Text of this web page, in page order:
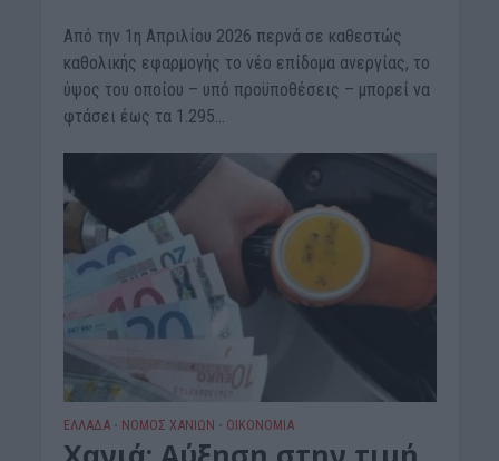
Από την 1η Απριλίου 2026 περνά σε καθεστώς
καθολικής εφαρμογής το νέο επίδομα ανεργίας, το
ύψος του οποίου – υπό προϋποθέσεις – μπορεί να
φτάσει έως τα 1.295...
ΕΛΛΑΔΑ • ΝΟΜΌΣ ΧΑΝΊΩΝ • ΟΙΚΟΝΟΜΙΑ